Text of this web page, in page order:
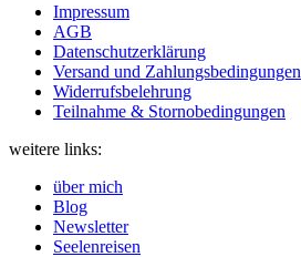
Impressum
AGB
Datenschutzerklärung
Versand und Zahlungsbedingungen
Widerrufsbelehrung
Teilnahme & Stornobedingungen
weitere links:
über mich
Blog
Newsletter
Seelenreisen